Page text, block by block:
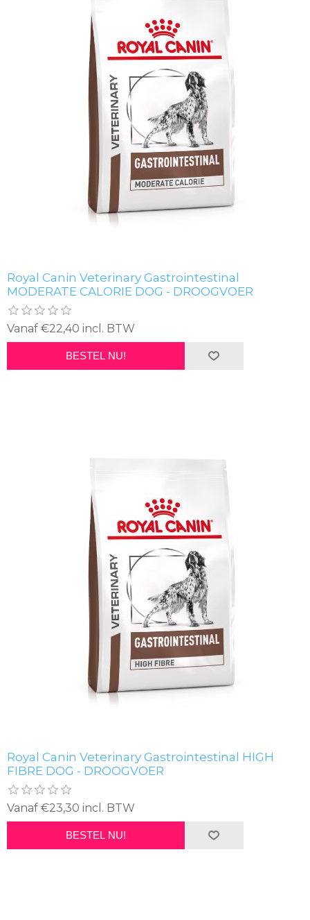
Royal Canin Veterinary Gastrointestinal
MODERATE CALORIE DOG - DROOGVOER
Vanaf €22,40 incl. BTW
BESTEL NU!
Royal Canin Veterinary Gastrointestinal HIGH
FIBRE DOG - DROOGVOER
Vanaf €23,30 incl. BTW
BESTEL NU!